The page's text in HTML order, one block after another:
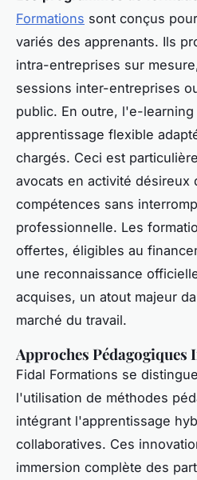
Formations sont conçus
variés des apprenants. Ils
intra-entreprises sur
sessions inter-entreprises
public. En outre, l'e-learning
apprentissage flexible
chargés. Ceci est
avocats en activité désireux
compétences sans
professionnelle. Les
offertes, éligibles au
une reconnaissance
acquises, un atout majeur
marché du travail.
Approches Pédagogiques
Fidal Formations se
l'utilisation de méthodes
intégrant l'apprentissage
collaboratives. Ces
immersion complète des